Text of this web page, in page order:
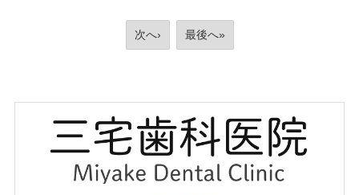
次へ› 最後へ»